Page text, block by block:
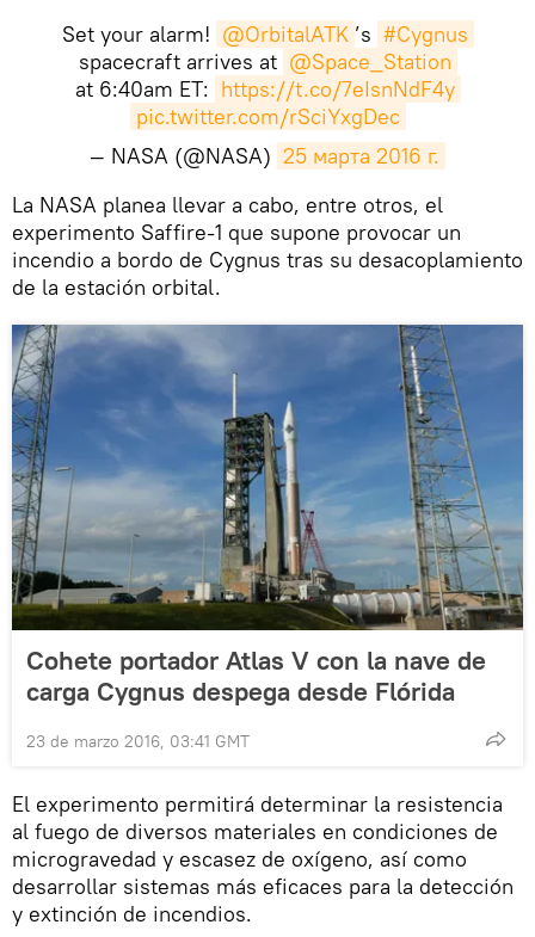
Set your alarm! @OrbitalATK ’s #Cygnus
spacecraft arrives at @Space_Station
at 6:40am ET: https://t.co/7eIsnNdF4y
pic.twitter.com/rSciYxgDec
— NASA (@NASA) 25 марта 2016 г.
La NASA planea llevar a cabo, entre otros, el
experimento Saffire-1 que supone provocar un
incendio a bordo de Cygnus tras su desacoplamiento
de la estación orbital.
Cohete portador Atlas V con la nave de
carga Cygnus despega desde Flórida
23 de marzo 2016, 03:41 GMT
El experimento permitirá determinar la resistencia
al fuego de diversos materiales en condiciones de
microgravedad y escasez de oxígeno, así como
desarrollar sistemas más eficaces para la detección
y extinción de incendios.